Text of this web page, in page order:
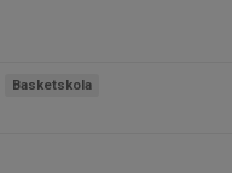
Basketskola